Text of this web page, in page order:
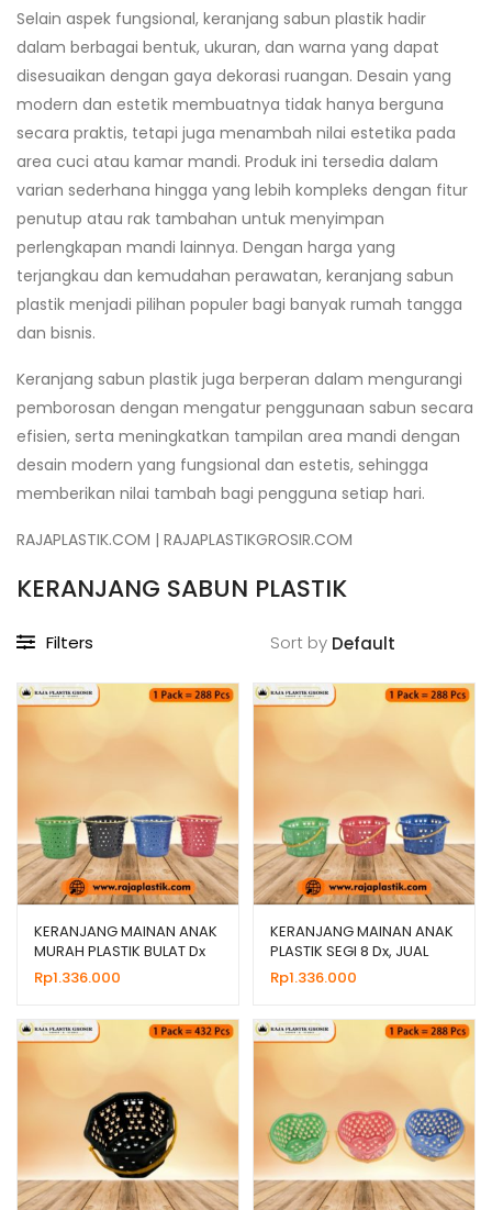
Selain aspek fungsional, keranjang sabun plastik hadir
dalam berbagai bentuk, ukuran, dan warna yang dapat
disesuaikan dengan gaya dekorasi ruangan. Desain yang
modern dan estetik membuatnya tidak hanya berguna
secara praktis, tetapi juga menambah nilai estetika pada
area cuci atau kamar mandi. Produk ini tersedia dalam
varian sederhana hingga yang lebih kompleks dengan fitur
penutup atau rak tambahan untuk menyimpan
perlengkapan mandi lainnya. Dengan harga yang
terjangkau dan kemudahan perawatan, keranjang sabun
plastik menjadi pilihan populer bagi banyak rumah tangga
dan bisnis.
Keranjang sabun plastik juga berperan dalam mengurangi
pemborosan dengan mengatur penggunaan sabun secara
efisien, serta meningkatkan tampilan area mandi dengan
desain modern yang fungsional dan estetis, sehingga
memberikan nilai tambah bagi pengguna setiap hari.
RAJAPLASTIK.COM | RAJAPLASTIKGROSIR.COM
KERANJANG SABUN PLASTIK
Filters Sort by
KERANJANG MAINAN ANAK
MURAH PLASTIK BULAT Dx
Rp1.336.000
KERANJANG MAINAN ANAK
PLASTIK SEGI 8 Dx, JUAL
HARGA GROSIR
Rp1.336.000